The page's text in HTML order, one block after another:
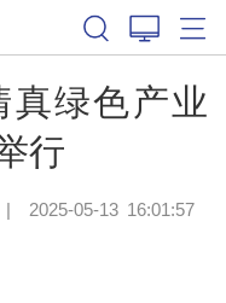
真绿色产业
行
| 2025-05-13 16:01:57